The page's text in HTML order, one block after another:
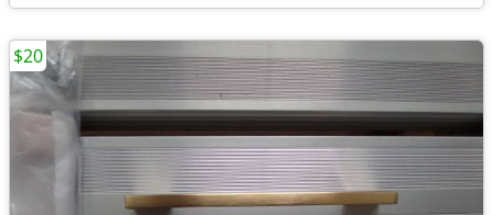
$20